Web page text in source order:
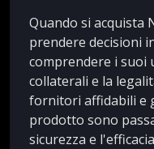
Quando si acquista
prendere decisioni
comprendere i suoi
collaterali e la
fornitori affidabili e
prodotto sono
sicurezza e